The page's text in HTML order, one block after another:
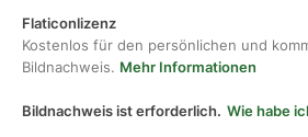
Flaticonlizenz
Kostenlos für den persönlichen und
Bildnachweis. Mehr Informationen
Bildnachweis ist erforderlich. Wie habe